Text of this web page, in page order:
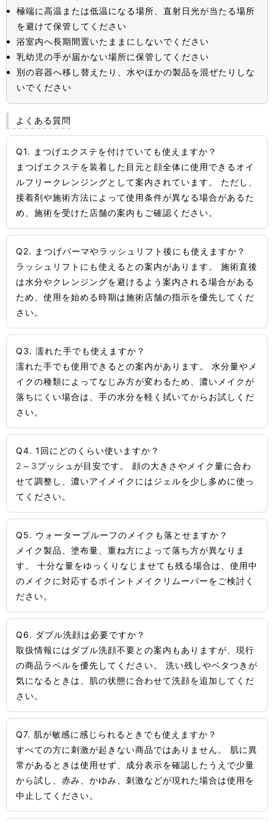
極端に高温または低温になる場所、直射日光が当たる場所
を避けて保管してください
浴室内へ長期間置いたままにしないでください
乳幼児の手が届かない場所に保管してください
別の容器へ移し替えたり、水やほかの製品を混ぜたりしな
いでください
よくある質問
Q1. まつげエクステを付けていても使えますか？
まつげエクステを装着した目元と顔全体に使用できるオイ
ルフリークレンジングとして案内されています。 ただし、
接着剤や施術方法によって使用条件が異なる場合があるた
め、施術を受けた店舗の案内もご確認ください。
Q2. まつげパーマやラッシュリフト後にも使えますか？
ラッシュリフトにも使えるとの案内があります。 施術直後
は水分やクレンジングを避けるよう案内される場合がある
ため、使用を始める時期は施術店舗の指示を優先してくだ
さい。
Q3. 濡れた手でも使えますか？
濡れた手でも使用できるとの案内があります。 水分量やメ
イクの種類によってなじみ方が変わるため、濃いメイクが
落ちにくい場合は、手の水分を軽く拭いてからお試しくだ
さい。
Q4. 1回にどのくらい使いますか？
2～3プッシュが目安です。 顔の大きさやメイク量に合わ
せて調整し、濃いアイメイクにはジェルを少し多めに使っ
てください。
Q5. ウォータープルーフのメイクも落とせますか？
メイク製品、塗布量、重ね方によって落ち方が異なりま
す。 十分な量をゆっくりなじませても残る場合は、使用中
のメイクに対応するポイントメイクリムーバーをご検討く
ださい。
Q6. ダブル洗顔は必要ですか？
取扱情報にはダブル洗顔不要との案内もありますが、現行
の商品ラベルを優先してください。 洗い残しやベタつきが
気になるときは、肌の状態に合わせて洗顔を追加してくだ
さい。
Q7. 肌が敏感に感じられるときでも使えますか？
すべての方に刺激が起きない商品ではありません。 肌に異
常があるときは使用せず、成分表示を確認したうえで少量
から試し、赤み、かゆみ、刺激などが現れた場合は使用を
中止してください。